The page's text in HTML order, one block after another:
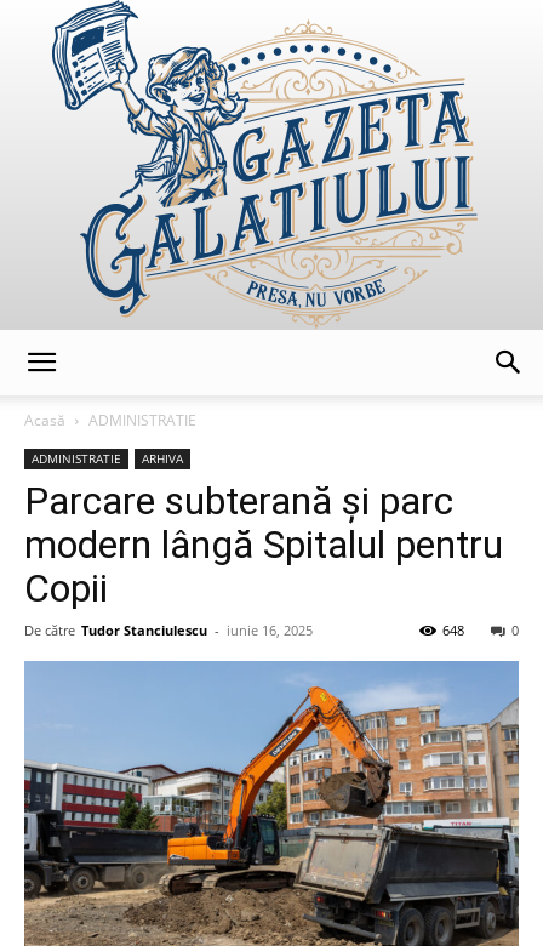
Acasă
ADMINISTRATIE
ADMINISTRATIE ARHIVA
Parcare subterană și parc
modern lângă Spitalul pentru
Copii
De către Tudor Stanciulescu - iunie 16, 2025 0
648